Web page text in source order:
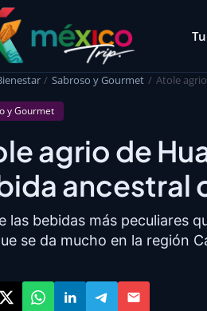
Sabroso y Gourmet Atole
y Gourmet
agrio de
ancestral
las bebidas más peculiares
se da mucho en la región